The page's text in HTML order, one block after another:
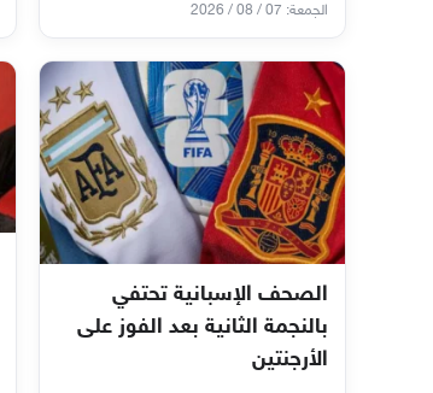
الجمعة: 07 / 08 / 2026
الصحف الإسبانية تحتفي
بالنجمة الثانية بعد الفوز على
الأرجنتين